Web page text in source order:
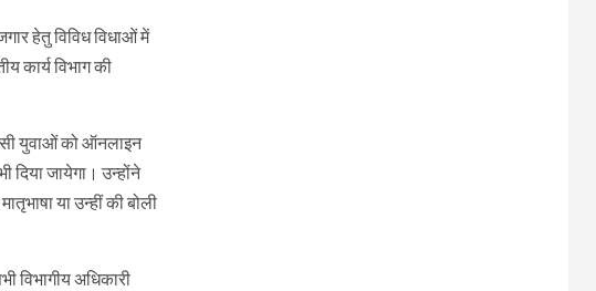
हेतु विविध विधाओं में
कार्य विभाग की
युवाओं को ऑनलाइन
दिया जायेगा। उन्होंने
या उन्हीं की बोली
विभागीय अधिकारी